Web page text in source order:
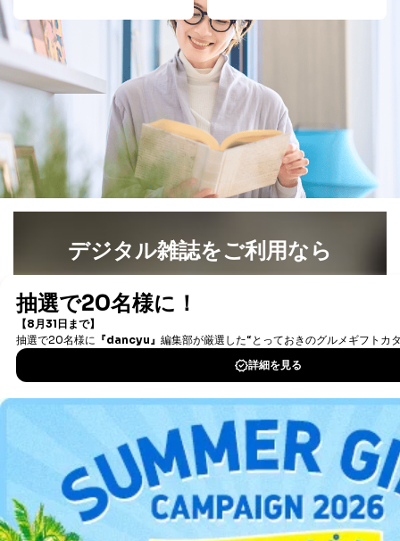
デジタル雑誌をご利用なら
書籍）が無料で読み放題！
DOWNLOAD FOR IOS
DOWNLOAD FOR ANDROID
ご利用方法はこちら